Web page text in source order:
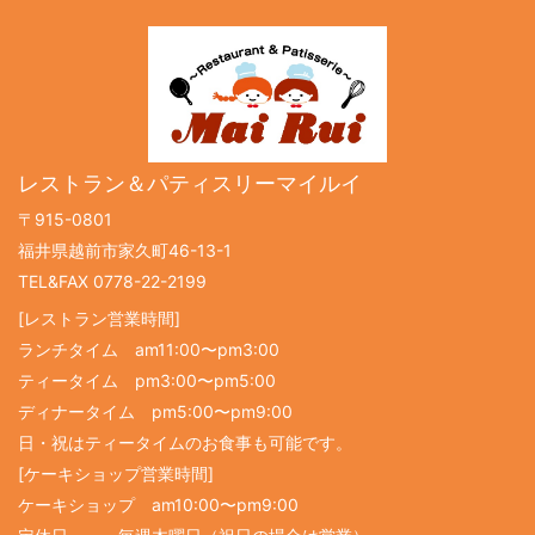
レストラン＆パティスリーマイルイ
〒915-0801
福井県越前市家久町46-13-1
TEL&FAX 0778-22-2199
[レストラン営業時間]
ランチタイム am11:00〜pm3:00
ティータイム pm3:00〜pm5:00
ディナータイム pm5:00〜pm9:00
日・祝はティータイムのお食事も可能です。
[ケーキショップ営業時間]
ケーキショップ am10:00〜pm9:00